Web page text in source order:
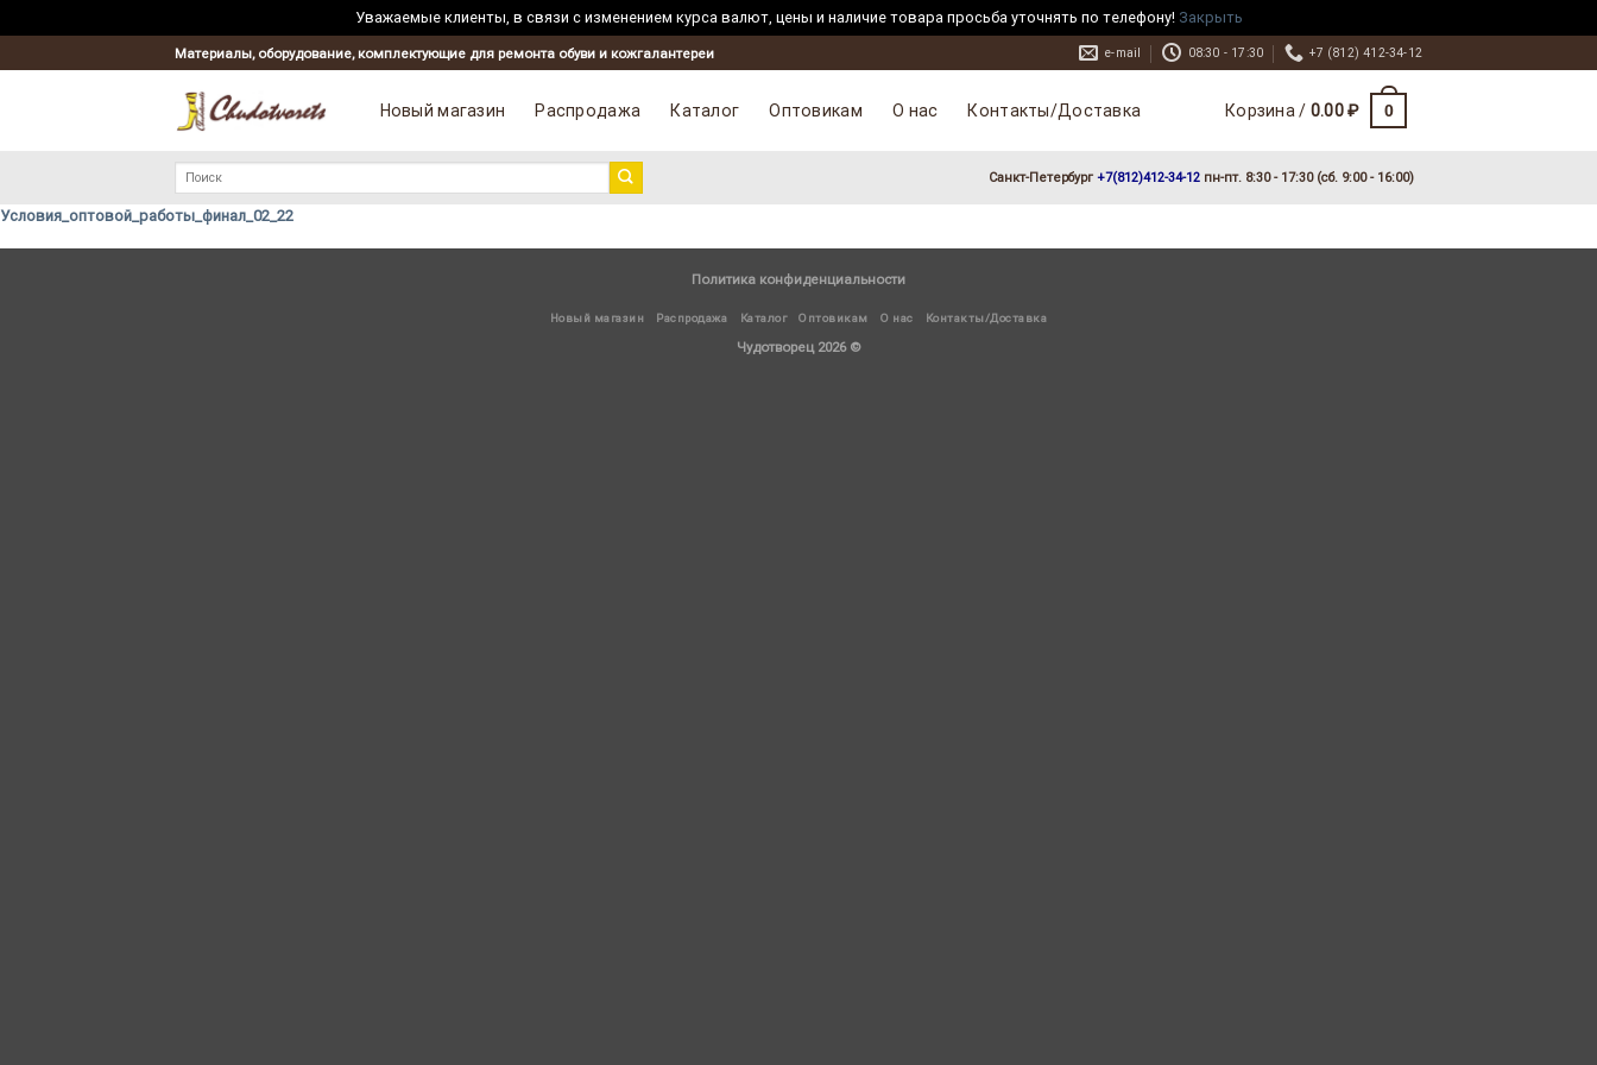
Уважаемые клиенты, в связи с изменением курса валют, цены и наличие товара просьба уточнять по телефону! Закрыть
to
Материалы, оборудование, комплектующие для ремонта обуви и кожгалантереи e-mail 08:30 - 17:30 +7 (812) 412-34-12
Новый магазин Распродажа Каталог Оптовикам О нас Контакты/Доставка Корзина / 0.00₽ 0
Искать:
Санкт-Петербург +7(812)412-34-12 пн-пт. 8:30 - 17:30 (сб. 9:00 - 16:00)
Условия_оптовой_работы_финал_02_22
Политика конфиденциальности
Новый магазин Распродажа Каталог Оптовикам О нас Контакты/Доставка
Чудотворец 2026 ©